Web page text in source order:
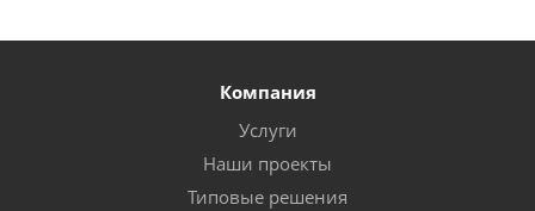
Компания
Услуги
Наши проекты
Типовые решения